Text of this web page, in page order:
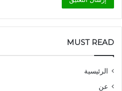
MUST READ
الرئيسية
عن